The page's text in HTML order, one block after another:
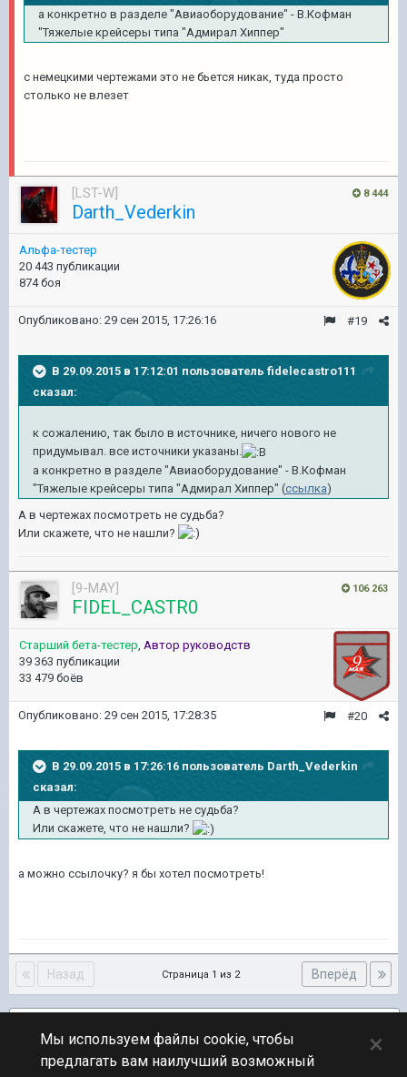
а конкретно в разделе "Авиаоборудование" - В.Кофман
"Тяжелые крейсеры типа "Адмирал Хиппер"
с немецкими чертежами это не бьется никак, туда просто
столько не влезет
8 444
[LST-W]
Darth_Vederkin
Альфа-тестер
20 443 публикации
874 боя
#19
Опубликовано: 29 сен 2015, 17:26:16
В 29.09.2015 в 17:12:01 пользователь fidelecastro111
сказал:
к сожалению, так было в источнике, ничего нового не
придумывал. все источники указаны.
а конкретно в разделе "Авиаоборудование" - В.Кофман
"Тяжелые крейсеры типа "Адмирал Хиппер" (ссылка)
А в чертежах посмотреть не судьба?
Или скажете, что не нашли?
106 263
[9-MAY]
FIDEL_CASTR0
Старший бета-тестер, Автор руководств
39 363 публикации
33 479 боёв
#20
Опубликовано: 29 сен 2015, 17:28:35
В 29.09.2015 в 17:26:16 пользователь Darth_Vederkin
сказал:
А в чертежах посмотреть не судьба?
Или скажете, что не нашли?
а можно ссылочку? я бы хотел посмотреть!
Назад Вперёд
Страница 1 из 2
ПЕРЕЙТИ К СПИСКУ ТЕМ
Мы используем файлы cookie, чтобы
предлагать вам наилучший возможный
×